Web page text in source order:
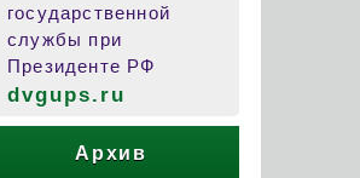
государственной
службы при
Президенте РФ
dvgups.ru
Архив